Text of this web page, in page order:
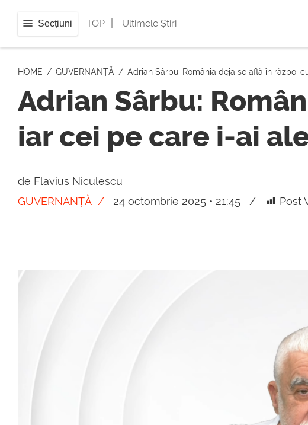
Secțiuni TOP Ultimele Știri
HOME GUVERNANȚĂ Adrian Sârbu: România deja se află în război
Adrian Sârbu:
iar cei pe care i-ai
de Flavius Niculescu
GUVERNANȚĂ
24 octombrie 2025 • 21:45 Post